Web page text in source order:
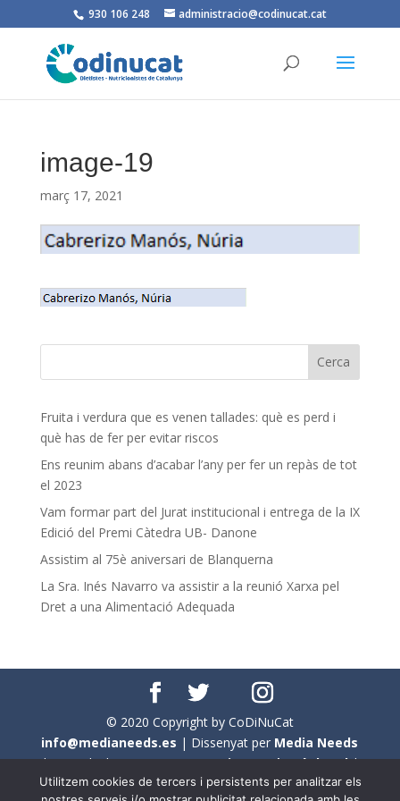
930 106 248 administracio@codinucat.cat
image-19
març 17, 2021
Fruita i verdura que es venen tallades: què es perd i
què has de fer per evitar riscos
Ens reunim abans d’acabar l’any per fer un repàs de tot
el 2023
Vam formar part del Jurat institucional i entrega de la IX
Edició del Premi Càtedra UB- Danone
Assistim al 75è aniversari de Blanquerna
La Sra. Inés Navarro va assistir a la reunió Xarxa pel
Dret a una Alimentació Adequada
© 2020 Copyright by CoDiNuCat
info@medianeeds.es | Dissenyat per Media Needs
| Tots els drets reservats aCoDiNuCat |Avís legal|
Avís per cookies
Utilitzem cookies de tercers i persistents per analitzar els